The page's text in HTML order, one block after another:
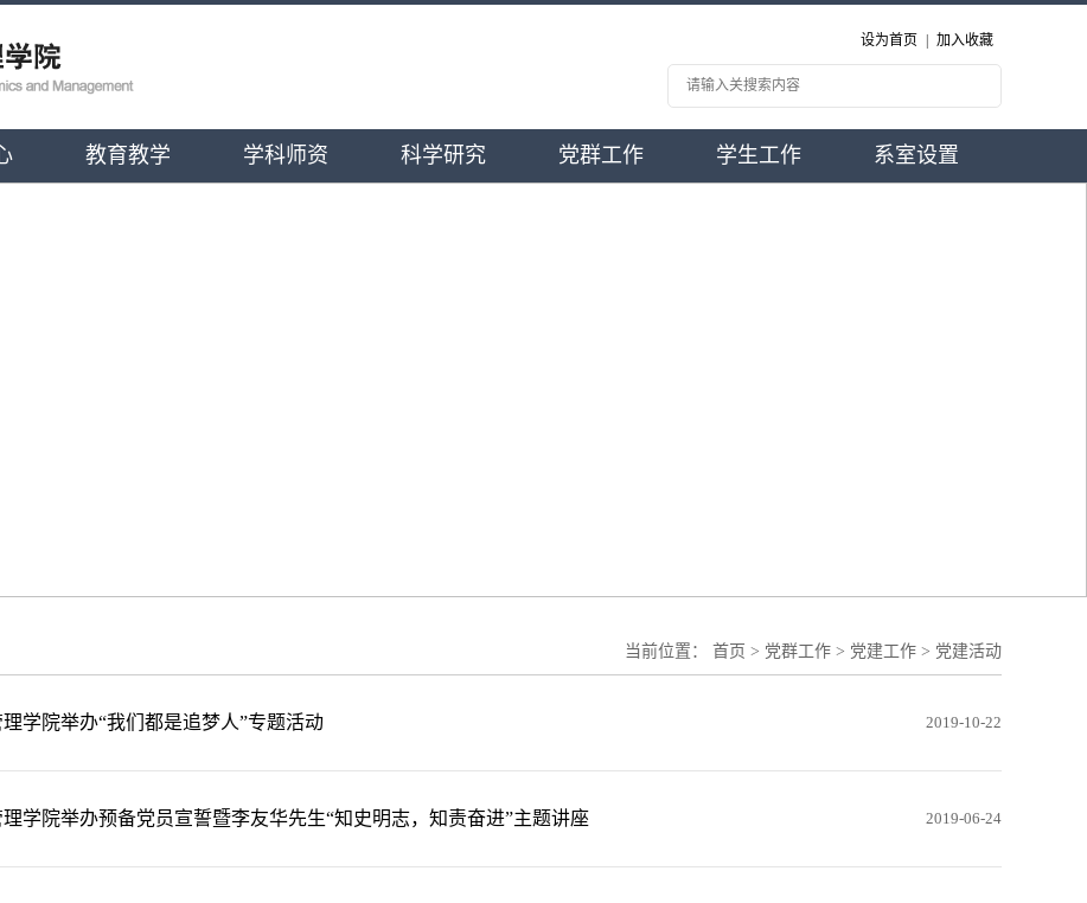
设为首页 加入收藏
教育教学 学科师资 科学研究 党群工作 学生工作 系室设置
当前位置： 首页 > 党群工作 > 党建工作 > 党建活动
学院举办“我们都是追梦人”专题活动 2019-10-22
学院举办预备党员宣誓暨李友华先生“知史明志，知责奋进”主题讲座 2019-06-24